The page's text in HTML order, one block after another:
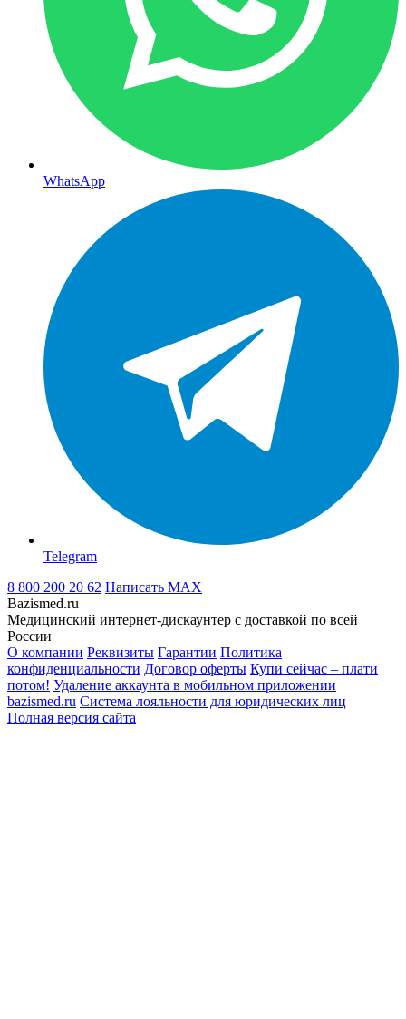
WhatsApp
Telegram
8 800 200 20 62 Написать MAX
Bazismed.ru
Медицинский интернет-дискаунтер с доставкой по всей
России
О компании Реквизиты Гарантии Политика
конфиденциальности Договор оферты Купи сейчас – плати
потом! Удаление аккаунта в мобильном приложении
bazismed.ru Система лояльности для юридических лиц
Полная версия сайта